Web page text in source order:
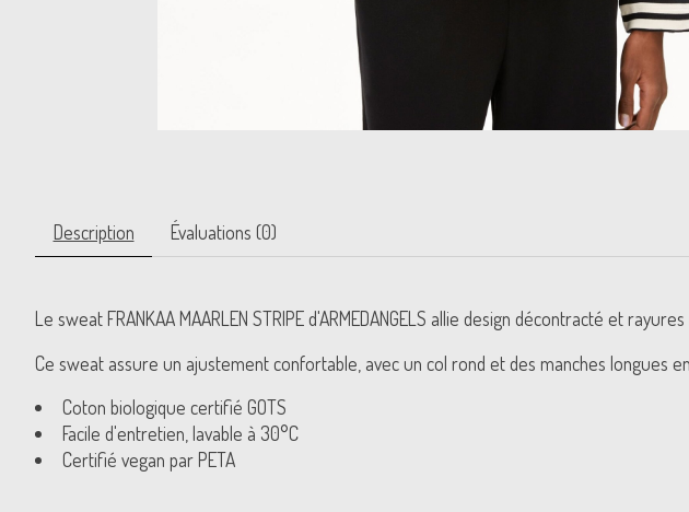
Description Évaluations (0)
Le sweat FRANKAA MAARLEN STRIPE d'ARMEDANGELS allie design décontracté et
Ce sweat assure un ajustement confortable, avec un col rond et des manches longues
Coton biologique certifié GOTS
Facile d'entretien, lavable à 30°C
Certifié vegan par PETA